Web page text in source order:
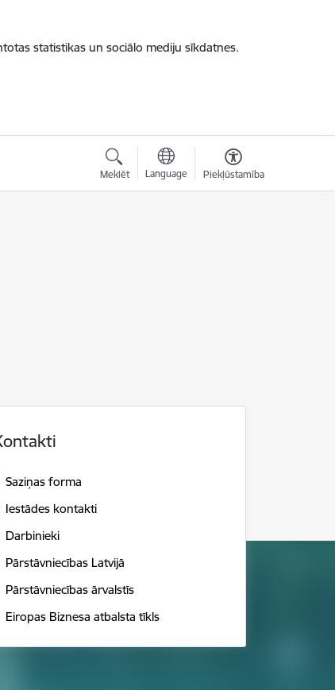
statistikas un sociālo mediju sīkdatnes.
Meklēt Language Piekļūstamība
Saziņas forma
Iestādes kontakti
Darbinieki
Pārstāvniecības Latvijā
Pārstāvniecības ārvalstīs
Eiropas Biznesa atbalsta tīkls